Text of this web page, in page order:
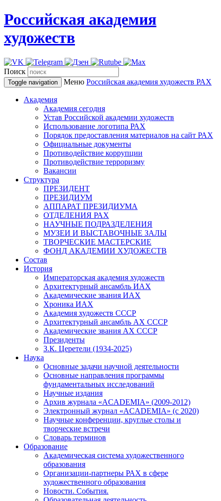
Российская академия
художеств
Поиск
Toggle navigation Меню Российская академия художеств РАХ
Академия
Академия сегодня
Устав Российской академии художеств
Использование логотипа РАХ
Порядок предоставления материалов на сайт РАХ
Официальные документы
Противодействие коррупции
Противодействие терроризму
Вакансии
Структура
ПРЕЗИДЕНТ
ПРЕЗИДИУМ
АППАРАТ ПРЕЗИДИУМА
ОТДЕЛЕНИЯ РАХ
НАУЧНЫЕ ПОДРАЗДЕЛЕНИЯ
МУЗЕИ И ВЫСТАВОЧНЫЕ ЗАЛЫ
ТВОРЧЕСКИЕ МАСТЕРСКИЕ
ФОНД АКАДЕМИИ ХУДОЖЕСТВ
Состав
История
Императорская академия художеств
Архитектурный ансамбль ИАХ
Академические звания ИАХ
Хроника ИАХ
Академия художеств СССР
Архитектурный ансамбль АХ СССР
Академические звания АХ СССР
Президенты
З.К. Церетели (1934-2025)
Наука
Основные задачи научной деятельности
Основные направления программы
фундаментальных исследований
Научные издания
Архив журнала «ACADEMIA» (2009-2012)
Электронный журнал «ACADEMIA» (с 2020)
Научные конференции, круглые столы и
творческие встречи
Словарь терминов
Образование
Академическая система художественного
образования
Организации-партнеры РАХ в сфере
художественного образования
Новости. События.